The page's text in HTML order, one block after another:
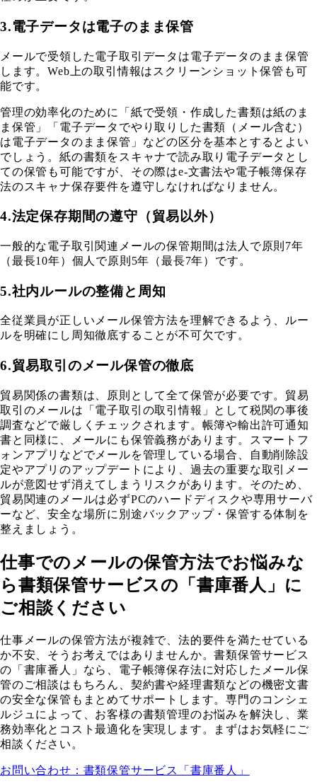
3.電子データは電子のまま保管
メールで受領した電子取引データは電子データのまま保管
します。Web上の取引情報はスクリーンショット保管も可
能です。
管理の効率化のために「紙で受領・作成した書類は紙のま
ま保管」「電子データでやり取りした書類（メール含む）
は電子データのまま保管」などの区分を基本とするとよい
でしょう。紙の書類をスキャナで読み取り電子データとし
ての保管も可能ですが、その際はe-文書法や電子帳簿保存
法のスキャナ保存要件を遵守しなければなりません。
4.法定保存期間の遵守（貿易以外）
一般的な電子取引関連メールの保管期間は法人で原則7年
（最長10年）個人で原則5年（最長7年）です。
5.社内ルールの整備と周知
全従業員が正しいメール保管方法を理解できるよう、ルー
ルを明確にし周知徹底することが不可欠です。
6.貿易取引のメール保管の徹底
貿易関係の書類は、原則として全て保管が必要です。貿易
取引のメールは「電子取引の取引情報」として税関の事後
調査などで厳しくチェックされます。帳簿や輸出許可通知
書と同様に、メールにも保管義務があります。スマートフ
ォンアプリなどでメールを管理している場合、自動削除設
定やアプリのアップデートにより、過去の重要な取引メー
ルが意図せず消えてしまうリスクがあります。そのため、
貿易関連のメールは必ずPCのハードディスクや専用サーバ
ーなど、安全な場所に別途バックアップ・保管する体制を
整えましょう。
仕事でのメールの保管方法でお悩みな
ら書類保管サービスの「書庫番人」に
ご相談ください
仕事メールの保管方法が複雑で、法的要件を満たせている
か不安、そうお考えではありませんか。書類保管サービス
の「書庫番人」なら、電子帳簿保存法に対応したメール保
管のご相談はもちろん、契約書や経理書類などの機密文書
の安全な保管もまとめてサポートします。専門のコンシェ
ルジュによって、お客様の書類管理のお悩みを解決し、業
務効率化とコスト最適化を実現します。まずはお気軽にご
相談ください。
お問い合わせ：書類保管サービス「書庫番人」